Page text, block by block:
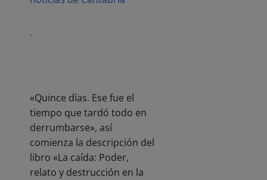
.
«Quince días. Ese fue el
tiempo que tardó todo en
derrumbarse», así
comienza la descripción del
libro «La caída: Poder,
relato y destrucción en la